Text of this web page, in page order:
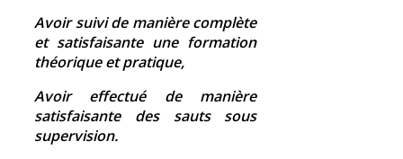
Avoir suivi de manière complète
et satisfaisante une formation
théorique et pratique,
Avoir effectué de manière
satisfaisante des sauts sous
supervision.